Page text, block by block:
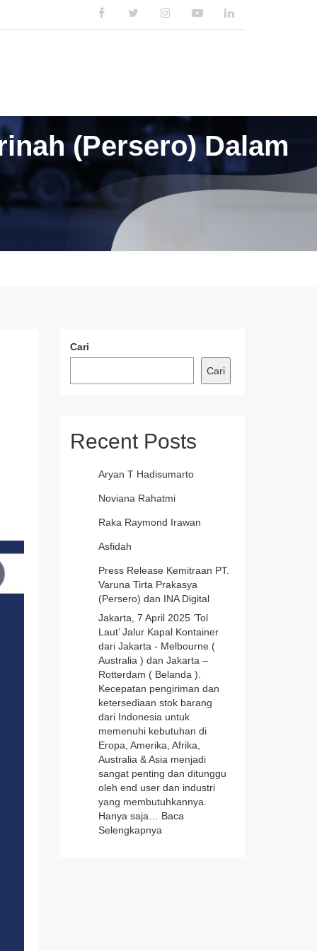
(Persero) Dalam
Cari
Cari
Recent Posts
Aryan T Hadisumarto
Noviana Rahatmi
Raka Raymond Irawan
Asfidah
Press Release Kemitraan PT.
Varuna Tirta Prakasya
(Persero) dan INA Digital
Jakarta, 7 April 2025 ‘Tol
Laut’ Jalur Kapal Kontainer
dari Jakarta - Melbourne (
Australia ) dan Jakarta –
Rotterdam ( Belanda ).
Kecepatan pengiriman dan
ketersediaan stok barang
dari Indonesia untuk
memenuhi kebutuhan di
Eropa, Amerika, Afrika,
Australia & Asia menjadi
sangat penting dan ditunggu
oleh end user dan industri
yang membutuhkannya.
Hanya saja… Baca
Selengkapnya: